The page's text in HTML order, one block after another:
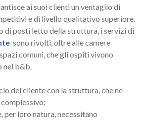
ai suoi clienti un ventaglio di
e di livello qualitativo superiore.
di posti letto della struttura, i servizi di
sono rivolti, oltre alle camere
comuni, che gli ospiti vivono
nel b&b.
del cliente con la struttura, che ne
per loro natura, necessitano